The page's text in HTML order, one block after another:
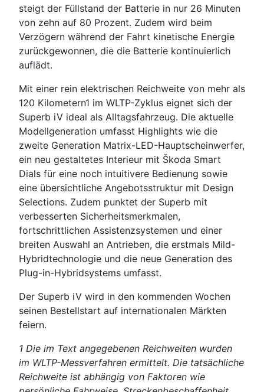
steigt der Füllstand der Batterie in nur 26 Minuten
von zehn auf 80 Prozent. Zudem wird beim
Verzögern während der Fahrt kinetische Energie
zurückgewonnen, die die Batterie kontinuierlich
auflädt.
Mit einer rein elektrischen Reichweite von mehr als
120 Kilometern1 im WLTP-Zyklus eignet sich der
Superb iV ideal als Alltagsfahrzeug. Die aktuelle
Modellgeneration umfasst Highlights wie die
zweite Generation Matrix-LED-Hauptscheinwerfer,
ein neu gestaltetes Interieur mit Škoda Smart
Dials für eine noch intuitivere Bedienung sowie
eine übersichtliche Angebotsstruktur mit Design
Selections. Zudem punktet der Superb mit
verbesserten Sicherheitsmerkmalen,
fortschrittlichen Assistenzsystemen und einer
breiten Auswahl an Antrieben, die erstmals Mild-
Hybridtechnologie und die neue Generation des
Plug-in-Hybridsystems umfasst.
Der Superb iV wird in den kommenden Wochen
seinen Bestellstart auf internationalen Märkten
feiern.
1 Die im Text angegebenen Reichweiten wurden
im WLTP-Messverfahren ermittelt. Die tatsächliche
Reichweite ist abhängig von Faktoren wie